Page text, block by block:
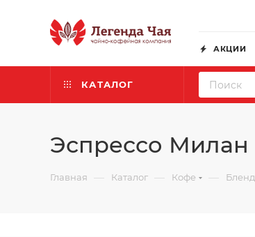
АКЦИИ
КАТАЛОГ
Эспрессо Милан
Главная — Каталог — Кофе — Бленд